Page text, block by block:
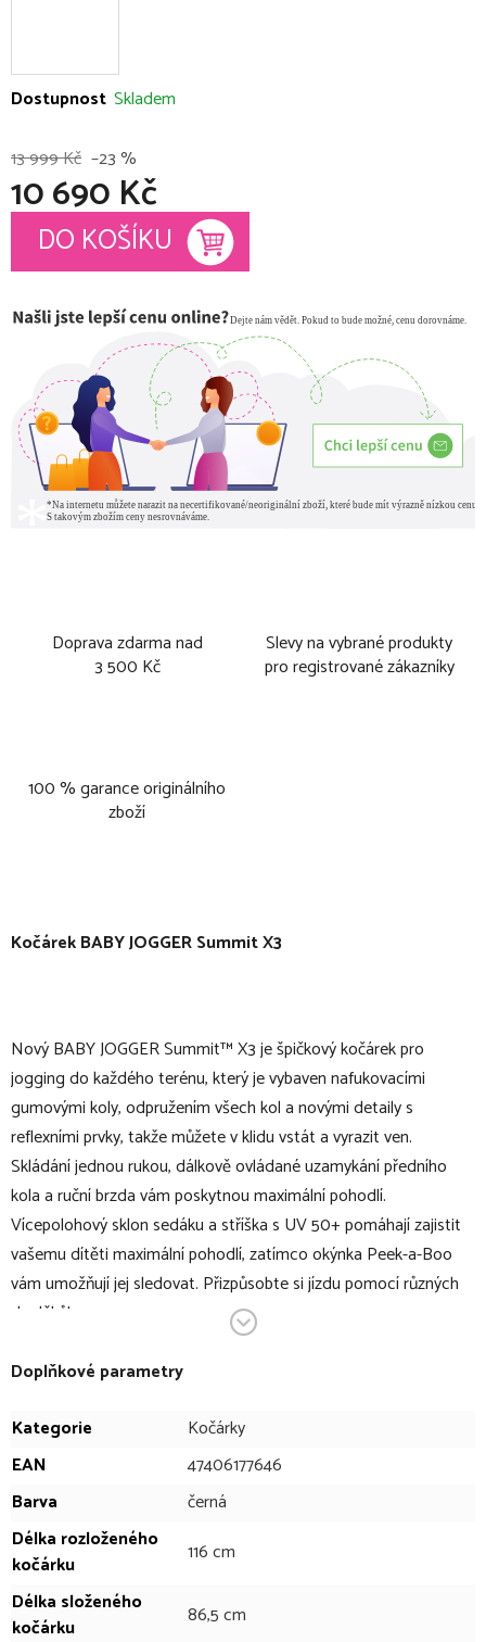
Dostupnost Skladem
13 999 Kč –23 %
10 690 Kč
Měrná cena:
DO KOŠÍKU
Doprava zdarma nad
3 500 Kč
Slevy na vybrané produkty
pro registrované zákazníky
100 % garance originálního
zboží
Kočárek BABY JOGGER Summit X3
Nový BABY JOGGER Summit™ X3 je špičkový kočárek pro
jogging do každého terénu, který je vybaven nafukovacími
gumovými koly, odpružením všech kol a novými detaily s
reflexními prvky, takže můžete v klidu vstát a vyrazit ven.
Skládání jednou rukou, dálkově ovládané uzamykání předního
kola a ruční brzda vám poskytnou maximální pohodlí.
Vícepolohový sklon sedáku a stříška s UV 50+ pomáhají zajistit
vašemu dítěti maximální pohodlí, zatímco okýnka Peek-a-Boo
vám umožňují jej sledovat. Přizpůsobte si jízdu pomocí různých
doplňků!
V bodech:
špičkový tříkolový kočárek do každého terénu
22 kg (děti do cca 4 let) / nebo pro děti vyšší 112 cm
12 "a 16" vzduchem naplněná gumová kola
odpružení 3x3
přední kolo otočné s možností aretace
madlo s dálkovým uzamykáním předního kola, které vám
umožní rychle přepínat mezi režimem pro jogging a pro
Doplňkové parametry
Kategorie
Kočárky
EAN
47406177646
Barva
černá
Délka rozloženého
kočárku
116 cm
Délka složeného
kočárku
86,5 cm